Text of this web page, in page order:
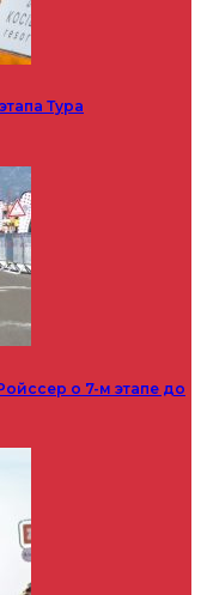
Тура
о 7-м этапе до